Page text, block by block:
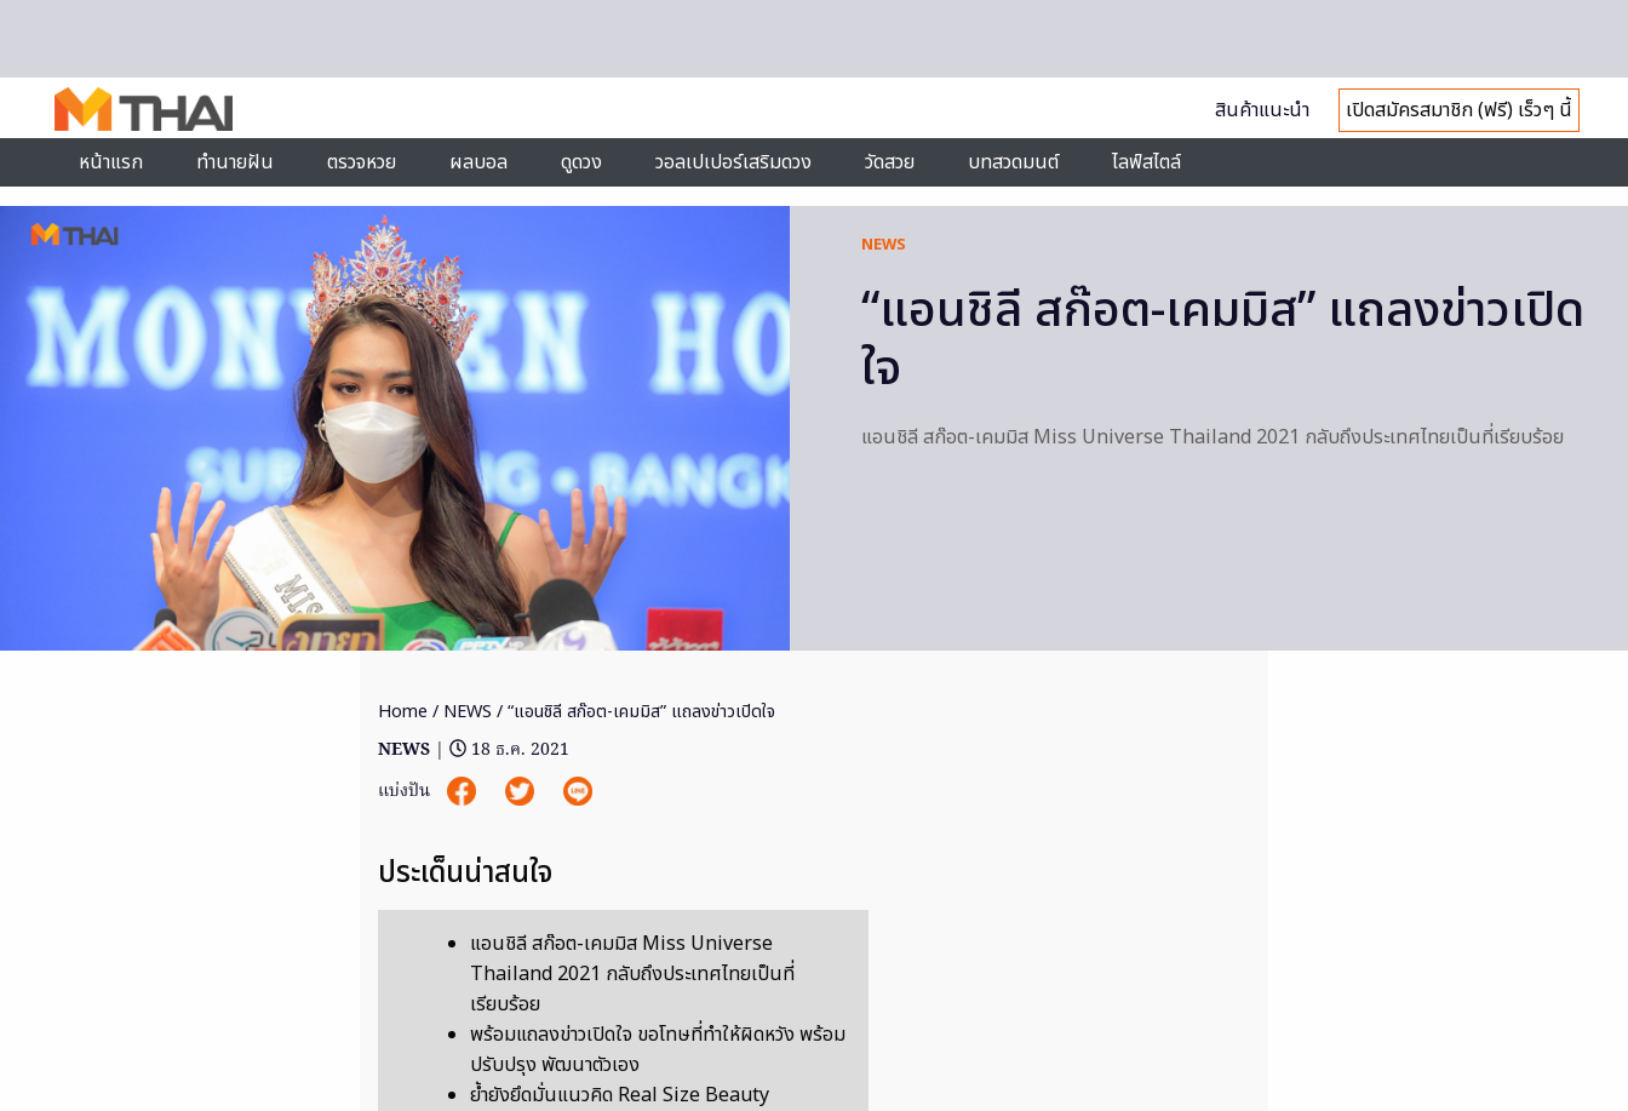
สินค้าแนะนำ
เปิดสมัครสมาชิก (ฟรี) เร็วๆ นี้
หน้าแรก
ทำนายฝัน ตรวจหวย ผลบอล ดูดวง วอลเปเปอร์เสริมดวง วัดสวย บทสวดมนต์ ไลฟ์สไตล์
NEWS
“แอนชิลี สก๊อต-เคมมิส” แถลงข่าวเปิด
ใจ
แอนชิลี สก๊อต-เคมมิส Miss Universe Thailand 2021 กลับถึงประเทศไทยเป็นที่เรียบร้อย
Home / NEWS / “แอนชิลี สก๊อต-เคมมิส” แถลงข่าวเปิดใจ
NEWS |
18 ธ.ค. 2021
แบ่งปัน
ประเด็นน่าสนใจ
แอนชิลี สก๊อต-เคมมิส Miss Universe
Thailand 2021 กลับถึงประเทศไทยเป็นที่
เรียบร้อย
พร้อมแถลงข่าวเปิดใจ ขอโทษที่ทำให้ผิดหวัง พร้อม
ปรับปรุง พัฒนาตัวเอง
ย้ำยังยึดมั่นแนวคิด Real Size Beauty